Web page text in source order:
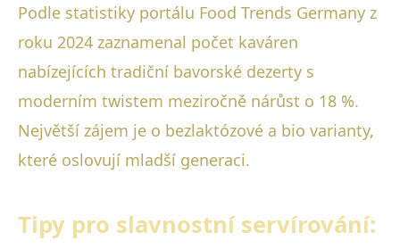
Podle statistiky portálu Food Trends Germany z
roku 2024 zaznamenal počet kaváren
nabízejících tradiční bavorské dezerty s
moderním twistem meziročně nárůst o 18 %.
Největší zájem je o bezlaktózové a bio varianty,
které oslovují mladší generaci.
Tipy pro slavnostní servírování: